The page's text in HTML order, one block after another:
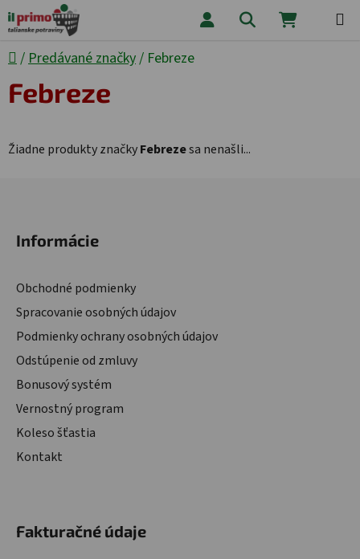
Prejsť na obsah Hľadať
Domov
/ Predávané značky/ Febreze
Febreze
Žiadne produkty značkyFebrezesa nenašli...
Informácie
Obchodné podmienky
Spracovanie osobných údajov
Podmienky ochrany osobných údajov
Odstúpenie od zmluvy
Bonusový systém
Vernostný program
Koleso šťastia
Kontakt
Fakturačné údaje